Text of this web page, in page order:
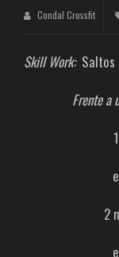
Condal Crossfit
Skill Work:Saltos
Frente a
2